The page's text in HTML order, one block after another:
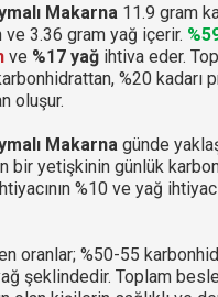
Makarna 11.9 gram
3.36 gram yağ içerir.
ve %17 yağ ihtiva eder.
%20 kadarı
oluşur.
Makarna günde
bir yetişkinin günlük
%10 ve yağ
oranlar; %50-55
şeklindedir. Toplam